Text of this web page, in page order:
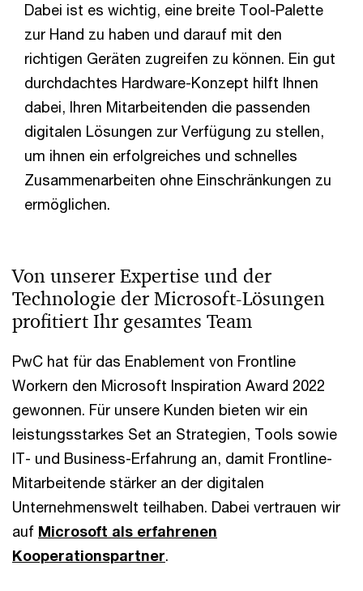
Dabei ist es wichtig, eine breite Tool-Palette
zur Hand zu haben und darauf mit den
richtigen Geräten zugreifen zu können. Ein gut
durchdachtes Hardware-Konzept hilft Ihnen
dabei, Ihren Mitarbeitenden die passenden
digitalen Lösungen zur Verfügung zu stellen,
um ihnen ein erfolgreiches und schnelles
Zusammenarbeiten ohne Einschränkungen zu
ermöglichen.
Von unserer Expertise und der
Technologie der Microsoft-Lösungen
profitiert Ihr gesamtes Team
PwC hat für das Enablement von Frontline
Workern den Microsoft Inspiration Award 2022
gewonnen. Für unsere Kunden bieten wir ein
leistungsstarkes Set an Strategien, Tools sowie
IT- und Business-Erfahrung an, damit Frontline-
Mitarbeitende stärker an der digitalen
Unternehmenswelt teilhaben. Dabei vertrauen wir
auf Microsoft als erfahrenen
Kooperationspartner.